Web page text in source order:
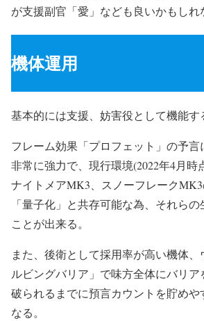
が支援副官「愛」なども良いかもしれ
機体運用
基本的には支援、妨害役として機能す
フレーム効果「プロフェット」の予
非常に強力で、現行環境(2022年4月時
ナイトメアMK3、スノーフレーク
「量子化」と共存可能な為、それら
ことが出来る。
また、後衛として採用率が高い機体、
ルビングバリア」で味方全体にバリ
破られるまでに預言カウントを貯めや
なる。